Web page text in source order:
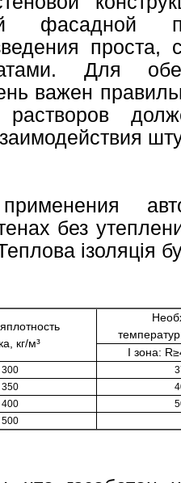
фасадной
проста,
Для
важен
без
ізоляція
плотность
кг/м³
І зона: R≥
300
350
400
500